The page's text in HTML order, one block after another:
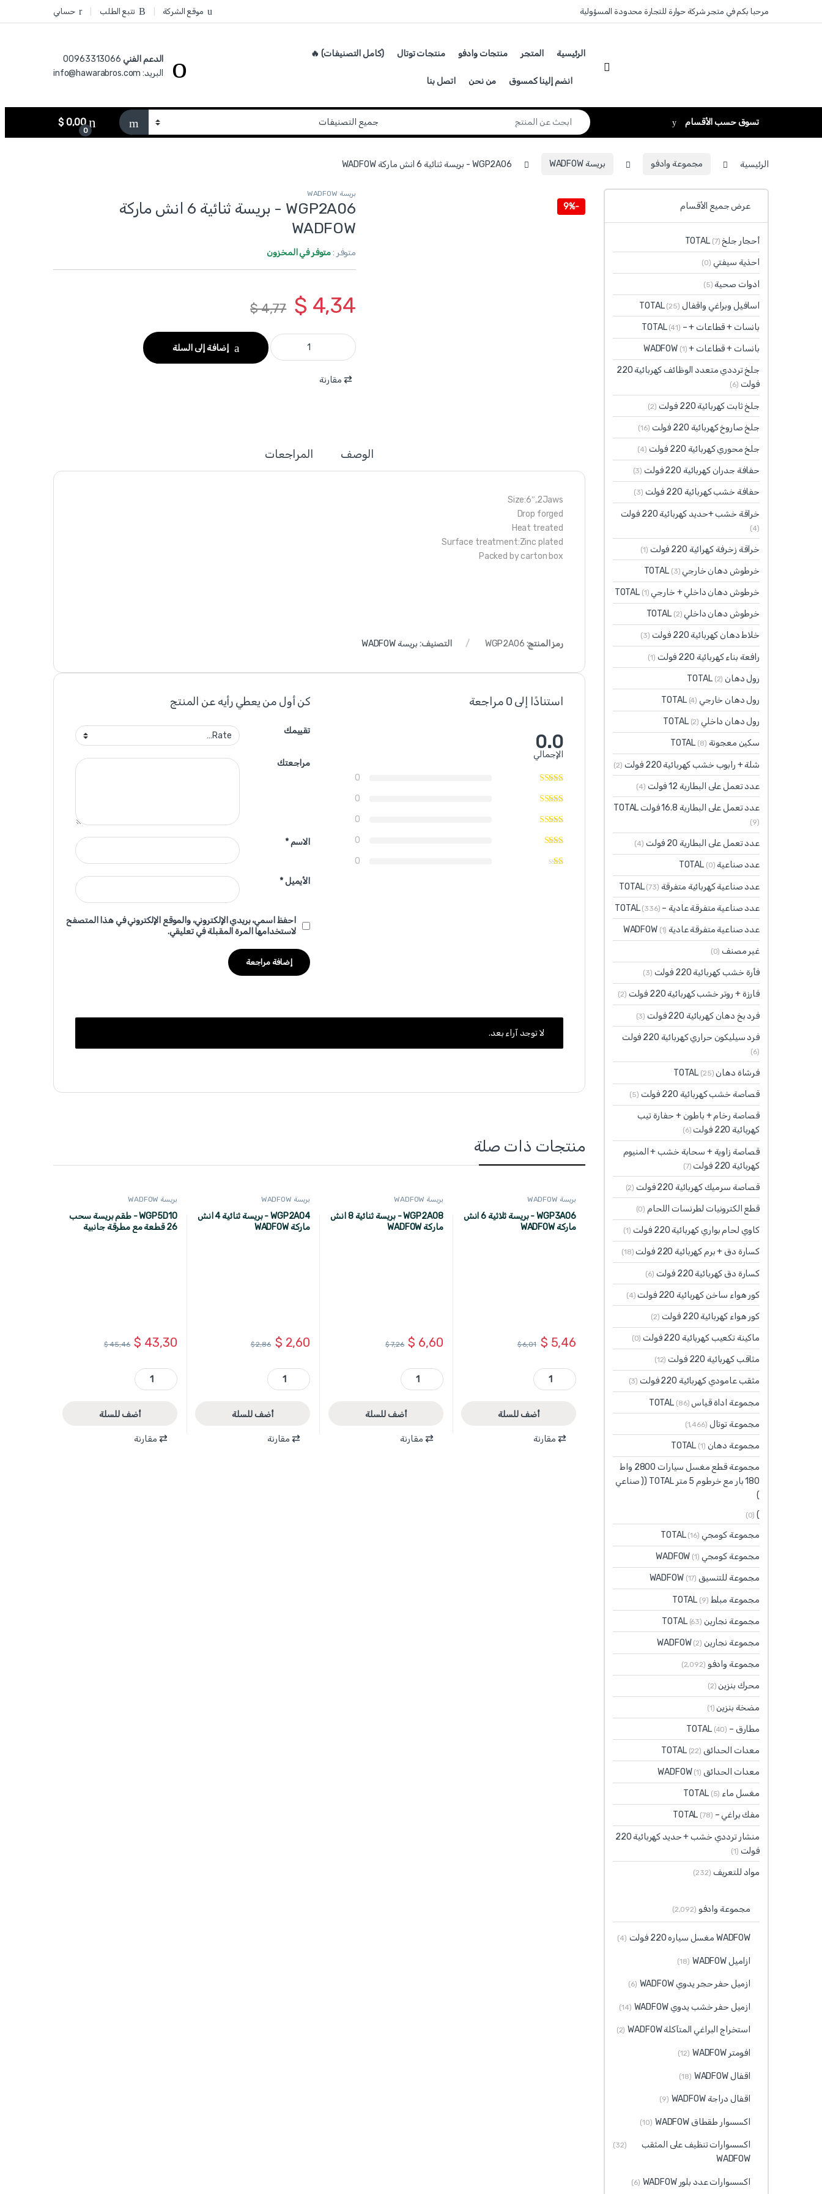
مرحبا بكم في متجر شركة حوارة للتجارة محدودة المسؤولية موقع الشركة تتبع الطلب حسابي
الرئيسية المتجر منتجات وادفو منتجات توتال (كامل التصنيفات) 🔥
انضم إلينا كمسوق من نحن اتصل بنا
الدعم الفني 00963313066‏
البريد: info@hawarabros.com
تسوق حسب الأقسام
Search for:
0
$0,00
الرئيسية مجموعة وادفو بريسة WADFOW WGP2A06 - بريسة ثنائية 6 انش ماركة WADFOW
-
9%
بريسة WADFOW
WGP2A06 - بريسة ثنائية 6 انش ماركة
WADFOW
متوفر :متوفر في المخزون
$ 4,34
$4,77
WGP2A06 - بريسة ثنائية 6 انش ماركة WADFOW quantity
إضافة إلى السلة
مقارنة
الوصف المراجعات
Size:6″,2Jaws
Drop forged
Heat treated
Surface treatment:Zinc plated
Packed by carton box
رمز المنتج: WGP2A06 التصنيف: بريسة WADFOW
استنادًا إلى 0 مراجعة
0.0
الإجمالي
0
0
0
0
0
كن أول من يعطي رأيه عن المنتج
تقييمك
مراجعتك
الاسم*
الأيميل*
احفظ اسمي، بريدي الإلكتروني، والموقع الإلكتروني في هذا المتصفح
لاستخدامها المرة المقبلة في تعليقي.
لا توجد آراء بعد.
منتجات ذات صلة
بريسة WADFOW
WGP3A06 - بريسة ثلاثية 6 انش
ماركة WADFOW
$ 5,46
$6,01
WGP3A06 - بريسة ثلاثية 6 انش ماركة WADFOW quantity
أضف للسلة
مقارنة
بريسة WADFOW
WGP2A08 - بريسة ثنائية 8 انش
ماركة WADFOW
$ 6,60
$7,26
WGP2A08 - بريسة ثنائية 8 انش ماركة WADFOW quantity
أضف للسلة
مقارنة
بريسة WADFOW
WGP2A04 - بريسة ثنائية 4 انش
ماركة WADFOW
$ 2,60
$2,86
WGP2A04 - بريسة ثنائية 4 انش ماركة WADFOW quantity
أضف للسلة
مقارنة
بريسة WADFOW
WGP5D10 - طقم بريسة سحب
26 قطعة مع مطرقة جانبية
$ 43,30
$45,46
WGP5D10 - طقم بريسة سحب 26 قطعة مع مطرقة جانبية WADFOW quantity
أضف للسلة
مقارنة
عرض جميع الأقسام
أحجار جلخ TOTAL (7)
احذية سيفتي (0)
ادوات صحية (5)
اسافيل وبراغي واقفال TOTAL (25)
بانسات + قطاعات + – TOTAL (41)
بانسات + قطاعات + WADFOW (1)
جلخ ترددي متعدد الوظائف كهربائية 220
فولت (6)
جلخ ثابت كهربائية 220 فولت (2)
جلخ صاروخ كهربائية 220 فولت (16)
جلخ محوري كهربائية 220 فولت (4)
حفافة جدران كهربائية 220 فولت (3)
حفافة خشب كهربائية 220 فولت (3)
خراقة خشب +حديد كهربائية 220 فولت
(4)
خراقة زخرفة كهرائية 220 فولت (1)
خرطوش دهان خارجي TOTAL (3)
خرطوش دهان داخلي + خارجي TOTAL (1)
خرطوش دهان داخلي TOTAL (2)
خلاط دهان كهربائية 220 فولت (3)
رافعة بناء كهربائية 220 فولت (1)
رول دهان TOTAL (2)
رول دهان خارجي TOTAL (4)
رول دهان داخلي TOTAL (2)
سكين معجونة TOTAL (8)
شلة + رابوب خشب كهربائية 220 فولت (2)
عدد تعمل على البطارية 12 فولت (4)
عدد تعمل على البطارية 16.8 فولت TOTAL
(9)
عدد تعمل على البطارية 20 فولت (4)
عدد صناعية TOTAL (0)
عدد صناعية كهربائية متفرقة TOTAL (73)
عدد صناعية متفرقة عادية – TOTAL (336)
عدد صناعية متفرقة عادية WADFOW (1)
غير مصنف (0)
فأرة خشب كهربائية 220 فولت (3)
فارزة + روتر خشب كهربائية 220 فولت (2)
فرد بخ دهان كهربائية 220 فولت (3)
فرد سيليكون حراري كهربائية 220 فولت
(6)
فرشاة دهان TOTAL (25)
قصاصة خشب كهربائية 220 فولت (5)
قصاصة رخام + باطون + حفارة تيب
كهربائية 220 فولت
(6)
قصاصة زاوية + سحابة خشب + المنيوم
كهربائية 220 فولت
(7)
قصاصة سرميك كهربائية 220 فولت (2)
قطع الكترونيات لطرنسات اللحام (0)
كاوي لحام بواري كهربائية 220 فولت (1)
كسارة دق + برم كهربائية 220 فولت (18)
كسارة دق كهربائية 220 فولت (6)
كور هواء ساخن كهربائية 220 فولت (4)
كور هواء كهربائية 220 فولت (2)
ماكينة تكعيب كهربائية 220 فولت (0)
مثاقب كهربائية 220 فولت (12)
مثقب عامودي كهربائية 220 فولت (3)
مجموعة اداة قياس TOTAL (86)
مجموعة توتال (1٬466)
مجموعة دهان TOTAL (1)
مجموعة قطع مغسل سيارات 2800 واط
180 بار مع خرطوم 5 متر TOTAL (( صناعي
)
)
(0)
مجموعة كومجي TOTAL (16)
مجموعة كومجي WADFOW (1)
مجموعة للتنسيق WADFOW (17)
مجموعة مبلط TOTAL (9)
مجموعة نجارين TOTAL (63)
مجموعة نجارين WADFOW (2)
مجموعة وادفو (2٬092)
محرك بنزين (2)
مضخة بنزين (1)
مطارق – TOTAL (40)
معدات الحدائق TOTAL (22)
معدات الحدائق WADFOW (1)
مغسل ماء TOTAL (5)
مفك براغي – TOTAL (78)
منشار ترددي خشب + حديد كهربائية 220
فولت (1)
مواد للتعريف (232)
مجموعة وادفو (2٬092)
WADFOW مغسل سياره 220 فولت (4)
ازاميل WADFOW (18)
ازميل حفر حجر يدوي WADFOW (6)
ازميل حفر خشب يدوي WADFOW (14)
استخراج البراغي المتآكلة WADFOW (2)
افومتر WADFOW (12)
اقفال WADFOW (18)
اقفال دراجة WADFOW (9)
اكسسوار طقطاق WADFOW (10)
اكسسوارات تنظيف على المثقب
WADFOW
(32)
اكسسوارات عدد بلور WADFOW (6)